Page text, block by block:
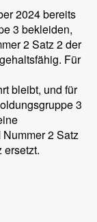
2024 bereits
3 bekleiden,
2 Satz 2 der
Für
bleibt, und für
3
2 Satz
ersetzt.